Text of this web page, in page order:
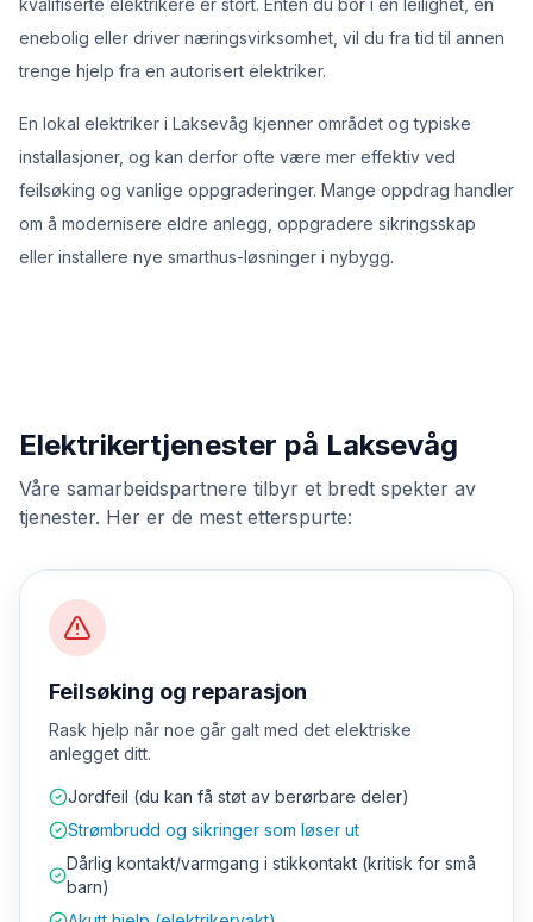
enebolig eller driver næringsvirksomhet, vil du fra tid til annen
trenge hjelp fra en autorisert elektriker.
En lokal elektriker i Laksevåg kjenner området og typiske
installasjoner, og kan derfor ofte være mer effektiv ved
feilsøking og vanlige oppgraderinger. Mange oppdrag handler
om å modernisere eldre anlegg, oppgradere sikringsskap
eller installere nye smarthus-løsninger i nybygg.
Elektrikertjenester på Laksevåg
Våre samarbeidspartnere tilbyr et bredt spekter av
tjenester. Her er de mest etterspurte:
Feilsøking og reparasjon
Rask hjelp når noe går galt med det elektriske
anlegget ditt.
Jordfeil (du kan få støt av berørbare deler)
Strømbrudd og sikringer som løser ut
Dårlig kontakt/varmgang i stikkontakt (kritisk for små
barn)